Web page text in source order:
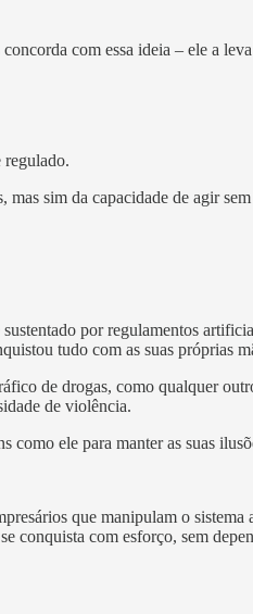
com essa ideia – ele a
regulado.
sim da capacidade de agir
por regulamentos
tudo com as suas próprias
de drogas, como qualquer
de violência.
como ele para manter as suas
que manipulam o
conquista com esforço, sem